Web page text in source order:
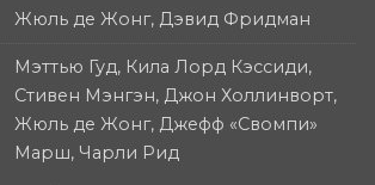
Жюль де Жонг, Дэвид Фридман
Мэттью Гуд, Кила Лорд Кэссиди,
Стивен Мэнгэн, Джон Холлинворт,
Жюль де Жонг, Джефф «Свомпи»
Марш, Чарли Рид